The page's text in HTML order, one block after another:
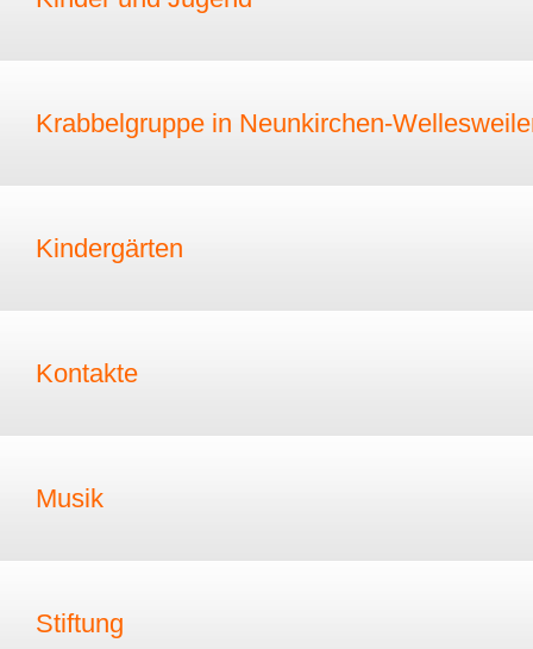
Krabbelgruppe in Neunkirchen-
Kindergärten
Kontakte
Musik
Stiftung